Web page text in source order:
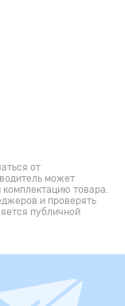
от
может
комплектацию товара.
и проверять
публичной